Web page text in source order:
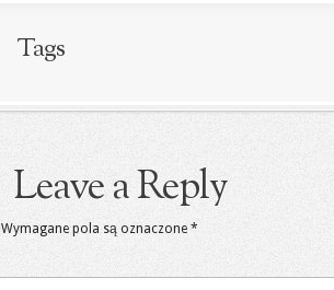
Tags
Leave a Reply
Wymagane pola są oznaczone *